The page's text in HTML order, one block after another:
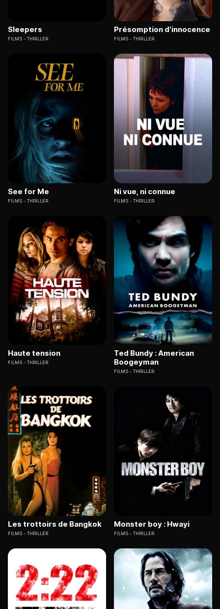
Sleepers
FILMS THRILLER
Présomption d'innocence
FILMS THRILLER
See for Me
FILMS THRILLER
Ni vue, ni connue
FILMS THRILLER
Haute tension
FILMS THRILLER
Ted Bundy : American
Boogeyman
FILMS THRILLER
Les trottoirs de Bangkok
FILMS THRILLER
Monster boy : Hwayi
FILMS THRILLER